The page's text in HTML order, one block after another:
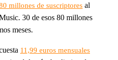
millones de suscriptores al
30 de esos 80 millones
meses.
11,99 euros mensuales